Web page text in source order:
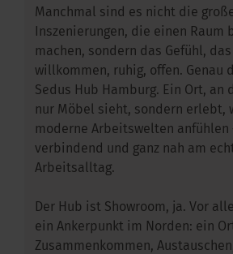
Manchmal sind es nicht die
Inszenierungen, die einen Raum
machen, sondern das Gefühl,
willkommen, ruhig, offen. Genau
Sedus Hub Hamburg. Ein Ort, an
nur Möbel sieht, sondern erlebt,
moderne Arbeitswelten anfühlen
verbindend und ganz nah am
Arbeitsalltag.
Der Hub ist Showroom, ja. Vor
ein Ankerpunkt im Norden: ein
Zusammenkommen,